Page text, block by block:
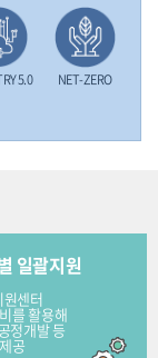
5.0 NET-ZERO
일괄지원
원센터
를 활용해
정개발 등
공